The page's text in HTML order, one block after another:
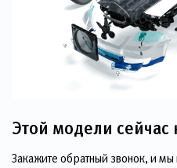
Этой модели сейчас
Закажите обратный звонок, и